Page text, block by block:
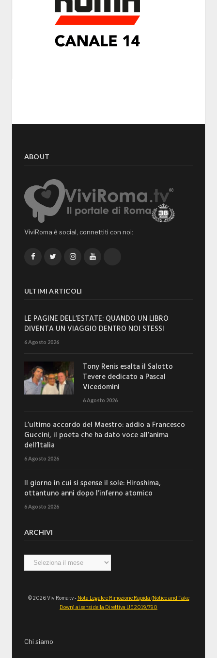
ABOUT
ViviRoma è social, connettiti con noi:
FacebookTwitterInstagramYouTube
ULTIMI ARTICOLI
LE PAGINE DELL’ESTATE: QUANDO UN LIBRO
DIVENTA UN VIAGGIO DENTRO NOI STESSI
6 Agosto 2026
Tony Renis esalta il Salotto
Tevere dedicato a Pascal
Vicedomini
6 Agosto 2026
L’ultimo accordo del Maestro: addio a Francesco
Guccini, il poeta che ha dato voce all’anima
dell’Italia
6 Agosto 2026
Il giorno in cui si spense il sole: Hiroshima,
ottantuno anni dopo l’inferno atomico
6 Agosto 2026
ARCHIVI
Archivi
© 2026 ViviRoma.tv - Nota Legale e Rimozione Rapida (Notice and Take
Down) ai sensi della Direttiva UE 2019/790
Chi siamo